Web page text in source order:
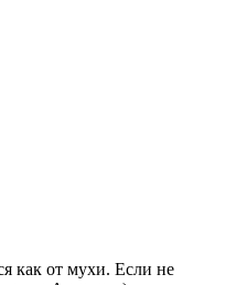
как от мухи. Если не